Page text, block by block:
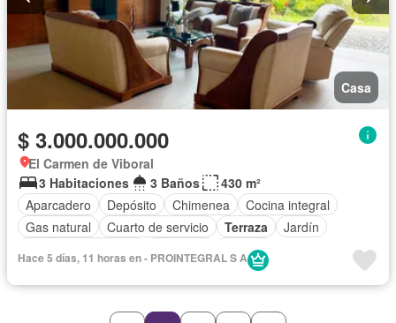
Casa
$ 3.000.000.000
El Carmen de Viboral
3 Habitaciones
3 Baños
430 m²
Aparcadero
Depósito Chimenea
Cocina integral
Gas natural
Cuarto de servicio Terraza
Jardín
Estudio
Hace 5 días, 11 horas en - PROINTEGRAL S A